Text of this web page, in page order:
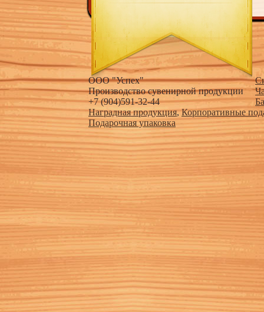
ООО "Успех"
Производство сувенирной продукции
+7 (904)591-32-44
Наградная продукция,Корпоративные
Подарочная упаковка